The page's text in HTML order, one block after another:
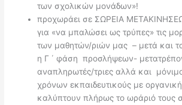
των σχολικών μονάδων»!
προχωράει σε ΣΩΡΕΙΑ
για «να μπαλώσει ως τρύπες» τις
των μαθητών/ριών μας – μετά και
η Γ ΄ φάση προσλήψεων-
αναπληρωτές/τριες αλλά και
χρόνων εκπαιδευτικούς με
καλύπτουν πλήρως το ωράριό τους